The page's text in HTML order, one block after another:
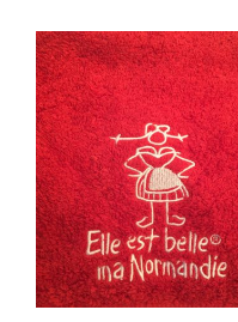
AJOUTER À LA LISTE D'ENVIE